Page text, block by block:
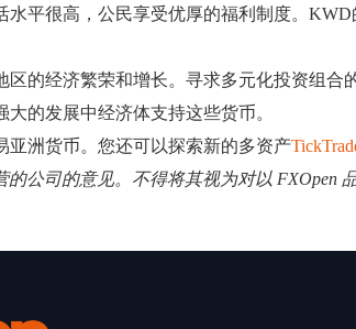
平很高，公民享受优厚的福利制度。KWD
区的经济繁荣和增长。寻求多元化投资组
的发展中经济体支持这些货币。
亚洲货币。您还可以探索新的多资产
的公司的意见。不得将其视为对以